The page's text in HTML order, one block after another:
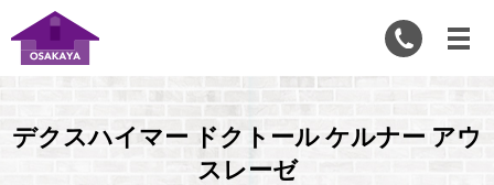
デクスハイマー ドクトール ケルナー アウ
スレーゼ